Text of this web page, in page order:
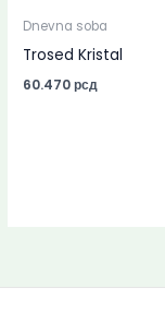
Dnevna soba
Trosed Kristal
60.470рсд